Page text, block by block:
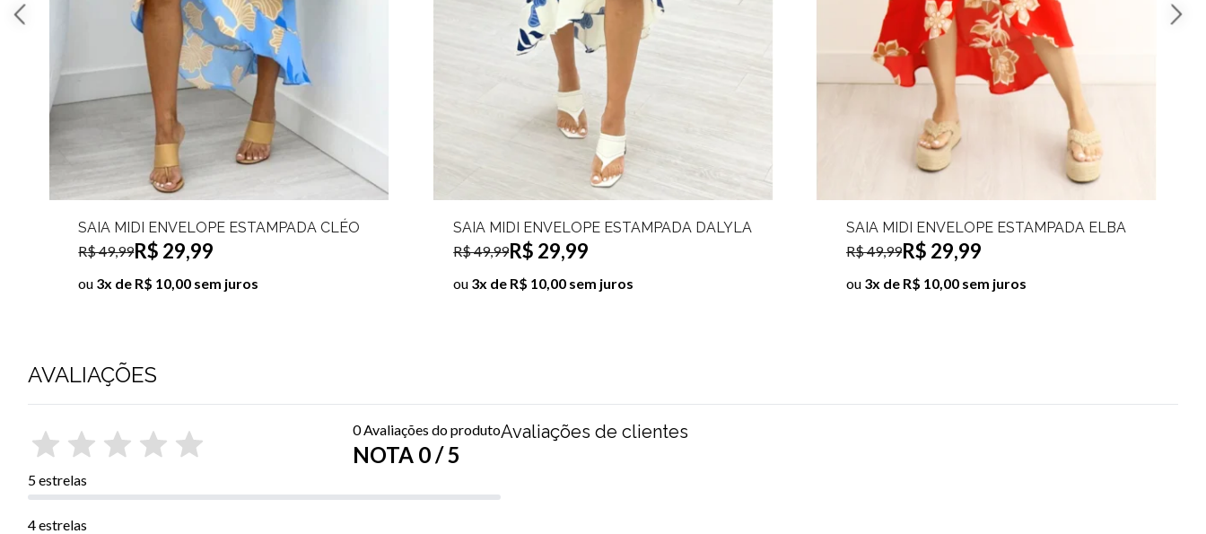
SAIA MIDI ENVELOPE ESTAMPADA AMALIA
R$ 49,99R$ 29,99
ou3x de R$ 10,00 sem juros
SAIA MIDI ENVELOPE ESTAMPADA CHARLOTTE
R$ 49,99R$ 29,99
ou3x de R$ 10,00 sem juros
SAIA MIDI ENVELOPE ESTAMPADA CLÉO
R$ 49,99R$ 29,99
ou 3x de R$ 10,00 sem juros
AVALIAÇÕES
0 Avaliações do produto
NOTA 0 / 5
5 estrelas
4 estrelas
Avaliações de clientes